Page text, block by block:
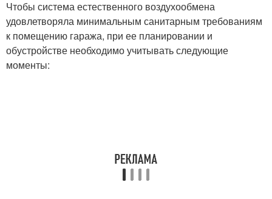
вентиляция
Чтобы система естественного воздухообмена
удовлетворяла минимальным санитарным требованиям
к помещению гаража, при ее планировании и
обустройстве необходимо учитывать следующие
моменты: